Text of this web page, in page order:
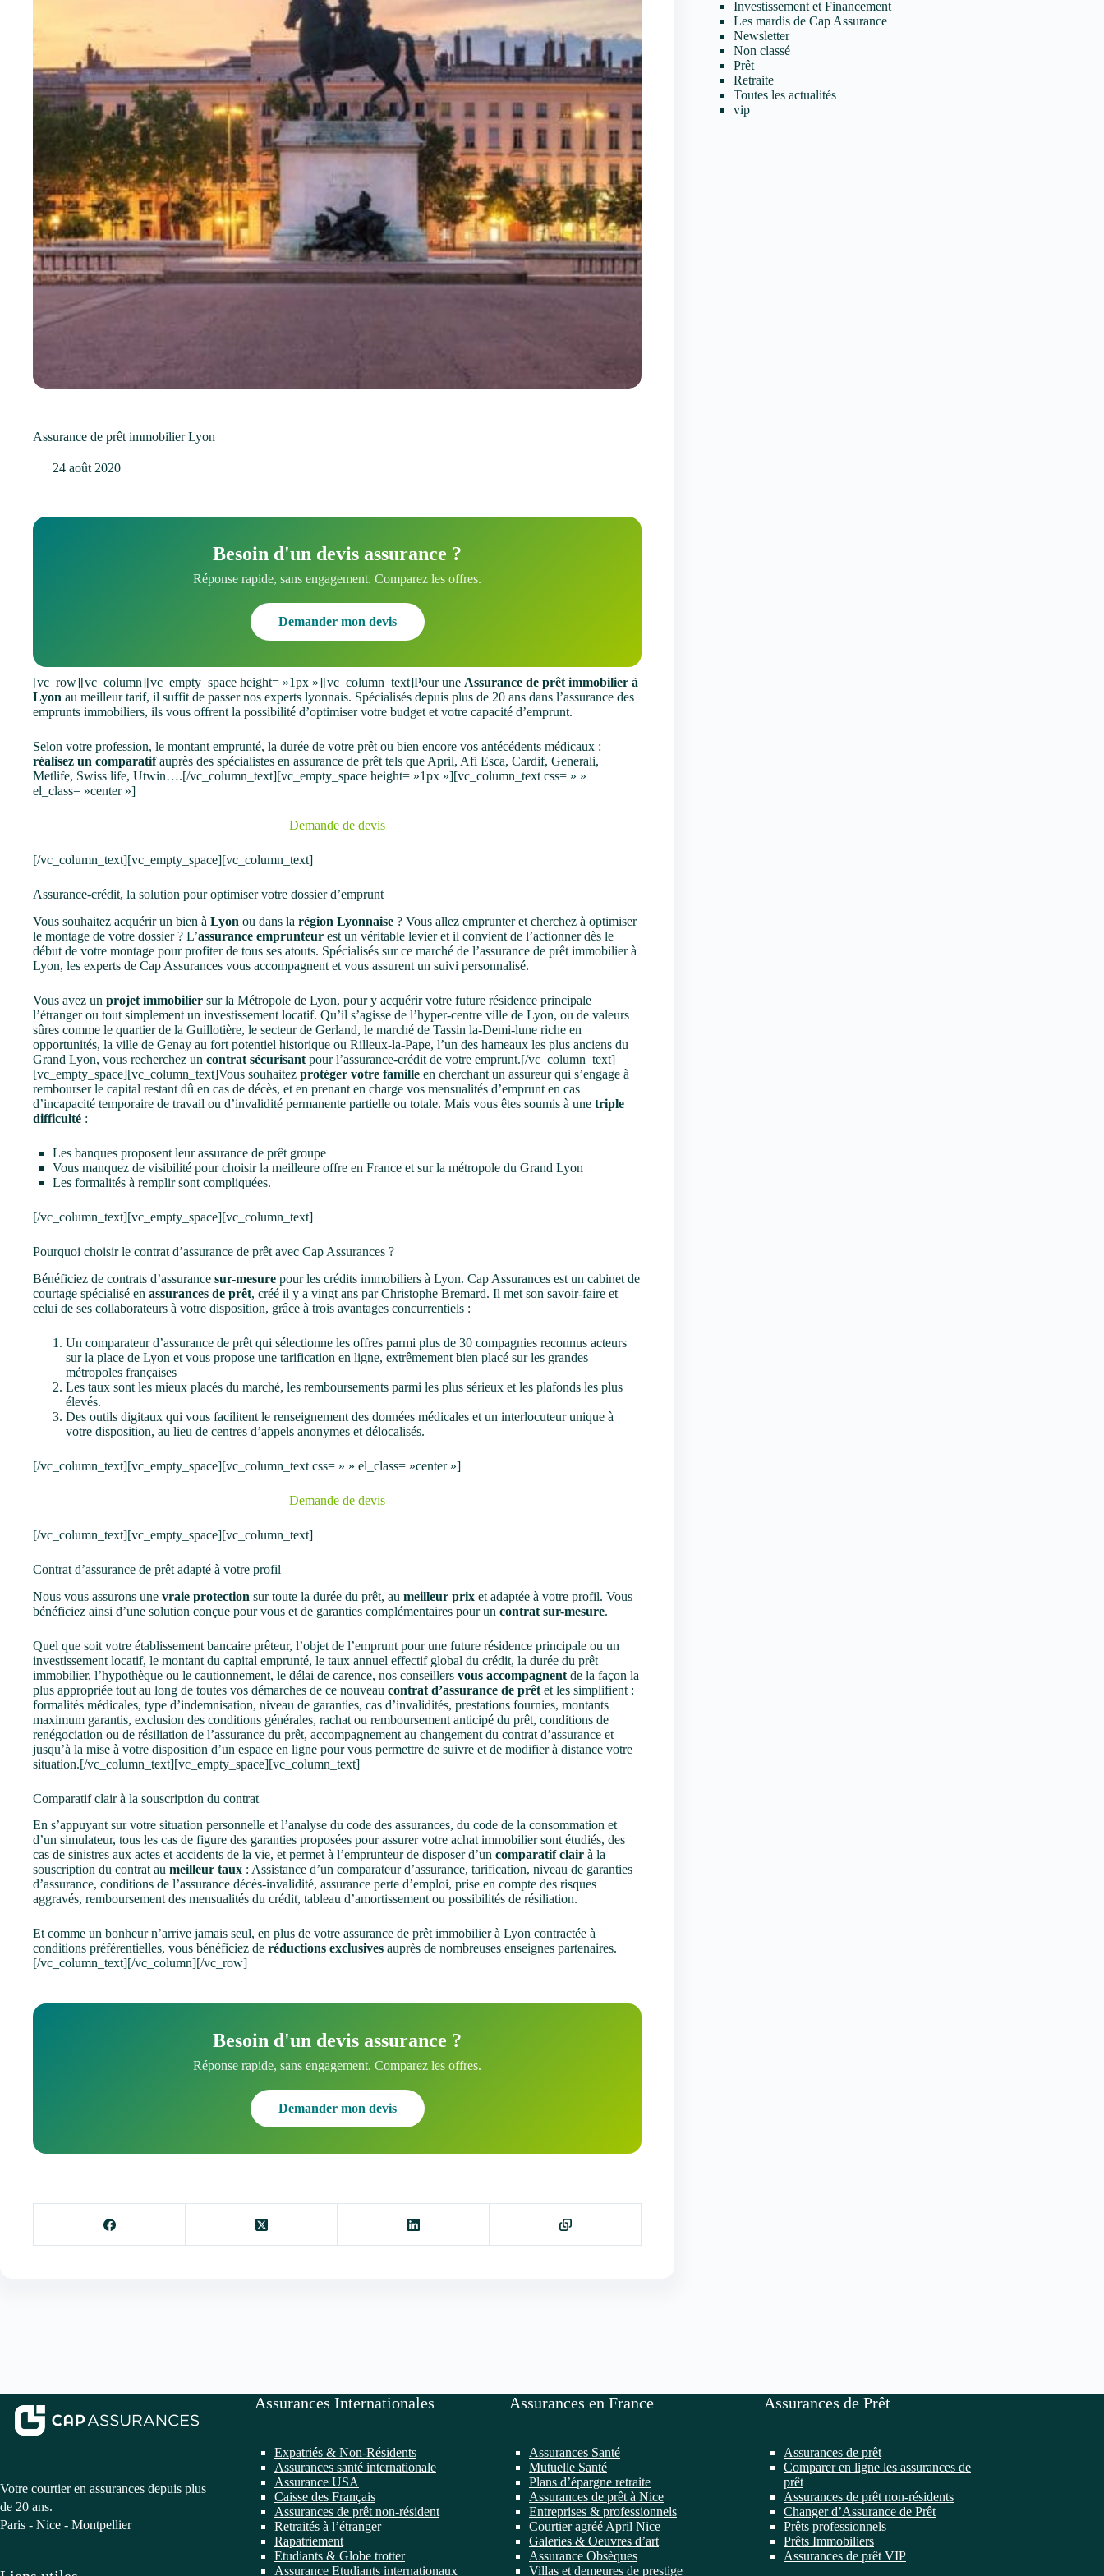
Assurance de prêt immobilier Lyon
24 août 2020
Besoin d'un devis assurance ?
Réponse rapide, sans engagement. Comparez les offres.
Demander mon devis
[vc_row][vc_column][vc_empty_space height= »1px »][vc_column_text]Pour une Assurance de prêt immobilier à
Lyon au meilleur tarif, il suffit de passer nos experts lyonnais. Spécialisés depuis plus de 20 ans dans l’assurance des
emprunts immobiliers, ils vous offrent la possibilité d’optimiser votre budget et votre capacité d’emprunt.
Selon votre profession, le montant emprunté, la durée de votre prêt ou bien encore vos antécédents médicaux :
réalisez un comparatifauprès des spécialistes en assurance de prêt tels que April, Afi Esca, Cardif, Generali,
Metlife, Swiss life, Utwin….[/vc_column_text][vc_empty_space height= »1px »][vc_column_text css= » »
el_class= »center »]
Demande de devis
[/vc_column_text][vc_empty_space][vc_column_text]
Assurance-crédit, la solution pour optimiser votre dossier d’emprunt
Vous souhaitez acquérir un bien à Lyon ou dans la région Lyonnaise ? Vous allez emprunter et cherchez à optimiser
le montage de votre dossier ? L’assurance emprunteur est un véritable levier et il convient de l’actionner dès le
début de votre montage pour profiter de tous ses atouts. Spécialisés sur ce marché de l’assurance de prêt immobilier à
Lyon, les experts de Cap Assurances vous accompagnent et vous assurent un suivi personnalisé.
Vous avez un projet immobilier sur la Métropole de Lyon, pour y acquérir votre future résidence principale
l’étranger ou tout simplement un investissement locatif. Qu’il s’agisse de l’hyper-centre ville de Lyon, ou de valeurs
sûres comme le quartier de la Guillotière, le secteur de Gerland, le marché de Tassin la-Demi-lune riche en
opportunités, la ville de Genay au fort potentiel historique ou Rilleux-la-Pape, l’un des hameaux les plus anciens du
Grand Lyon, vous recherchez un contrat sécurisant pour l’assurance-crédit de votre emprunt.[/vc_column_text]
[vc_empty_space][vc_column_text]Vous souhaitez protéger votre famille en cherchant un assureur qui s’engage à
rembourser le capital restant dû en cas de décès, et en prenant en charge vos mensualités d’emprunt en cas
d’incapacité temporaire de travail ou d’invalidité permanente partielle ou totale. Mais vous êtes soumis à une triple
difficulté :
Les banques proposent leur assurance de prêt groupe
Vous manquez de visibilité pour choisir la meilleure offre en France et sur la métropole du Grand Lyon
Les formalités à remplir sont compliquées.
[/vc_column_text][vc_empty_space][vc_column_text]
Pourquoi choisir le contrat d’assurance de prêt avec Cap Assurances ?
Bénéficiez de contrats d’assurance sur-mesure pour les crédits immobiliers à Lyon. Cap Assurances est un cabinet de
courtage spécialisé en assurances de prêt, créé il y a vingt ans par Christophe Bremard. Il met son savoir-faire et
celui de ses collaborateurs à votre disposition, grâce à trois avantages concurrentiels :
Un comparateur d’assurance de prêt qui sélectionne les offres parmi plus de 30 compagnies reconnus acteurs
sur la place de Lyon et vous propose une tarification en ligne, extrêmement bien placé sur les grandes
métropoles françaises
Les taux sont les mieux placés du marché, les remboursements parmi les plus sérieux et les plafonds les plus
élevés.
Des outils digitaux qui vous facilitent le renseignement des données médicales et un interlocuteur unique à
votre disposition, au lieu de centres d’appels anonymes et délocalisés.
[/vc_column_text][vc_empty_space][vc_column_text css= » » el_class= »center »]
Demande de devis
[/vc_column_text][vc_empty_space][vc_column_text]
Contrat d’assurance de prêt adapté à votre profil
Nous vous assurons une vraie protection sur toute la durée du prêt, au meilleur prix et adaptée à votre profil. Vous
bénéficiez ainsi d’une solution conçue pour vous et de garanties complémentaires pour un contrat sur-mesure.
Quel que soit votre établissement bancaire prêteur, l’objet de l’emprunt pour une future résidence principale ou un
investissement locatif, le montant du capital emprunté, le taux annuel effectif global du crédit, la durée du prêt
immobilier, l’hypothèque ou le cautionnement, le délai de carence, nos conseillers vous accompagnent de la façon la
plus appropriée tout au long de toutes vos démarches de ce nouveau contrat d’assurance de prêt et les simplifient :
formalités médicales, type d’indemnisation, niveau de garanties, cas d’invalidités, prestations fournies, montants
maximum garantis, exclusion des conditions générales, rachat ou remboursement anticipé du prêt, conditions de
renégociation ou de résiliation de l’assurance du prêt, accompagnement au changement du contrat d’assurance et
jusqu’à la mise à votre disposition d’un espace en ligne pour vous permettre de suivre et de modifier à distance votre
situation.[/vc_column_text][vc_empty_space][vc_column_text]
Comparatif clair à la souscription du contrat
En s’appuyant sur votre situation personnelle et l’analyse du code des assurances, du code de la consommation et
d’un simulateur, tous les cas de figure des garanties proposées pour assurer votre achat immobilier sont étudiés, des
cas de sinistres aux actes et accidents de la vie, et permet à l’emprunteur de disposer d’un comparatif clair à la
souscription du contrat au meilleur taux : Assistance d’un comparateur d’assurance, tarification, niveau de garanties
d’assurance, conditions de l’assurance décès-invalidité, assurance perte d’emploi, prise en compte des risques
aggravés, remboursement des mensualités du crédit, tableau d’amortissement ou possibilités de résiliation.
Et comme un bonheur n’arrive jamais seul, en plus de votre assurance de prêt immobilier à Lyon contractée à
conditions préférentielles, vous bénéficiez de réductions exclusives auprès de nombreuses enseignes partenaires.
[/vc_column_text][/vc_column][/vc_row]
Besoin d'un devis assurance ?
Réponse rapide, sans engagement. Comparez les offres.
Demander mon devis
Investissement et Financement
Les mardis de Cap Assurance
Newsletter
Non classé
Prêt
Retraite
Toutes les actualités
vip
Votre courtier en assurances depuis plus
de 20 ans.
Paris - Nice - Montpellier
Assurances Internationales
Expatriés & Non-Résidents
Assurances santé internationale
Assurance USA
Caisse des Français
Assurances de prêt non-résident
Retraités à l’étranger
Rapatriement
Etudiants & Globe trotter
Assurance Etudiants internationaux
Assurances en France
Assurances Santé
Mutuelle Santé
Plans d’épargne retraite
Assurances de prêt à Nice
Entreprises & professionnels
Courtier agréé April Nice
Galeries & Oeuvres d’art
Assurance Obsèques
Villas et demeures de prestige
Assurances de Prêt
Assurances de prêt
Comparer en ligne les assurances de
prêt
Assurances de prêt non-résidents
Changer d’Assurance de Prêt
Prêts professionnels
Prêts Immobiliers
Assurances de prêt VIP